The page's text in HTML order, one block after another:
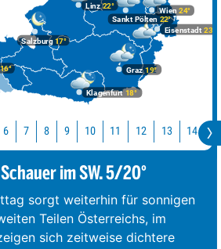
Graz19°
Klagenfurt 18°
Linz22°
Salzburg17°
Wien 24°
Eisenstadt 23°
Sankt Pölten 22°
6 7 8 9 10 11 12 13 14
im SW. 5/20°
sorgt weiterhin für sonnigen
Teilen Österreichs, im
sich zeitweise dichtere